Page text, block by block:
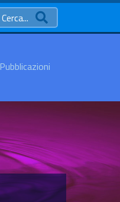
Cerca...
Pubblicazioni